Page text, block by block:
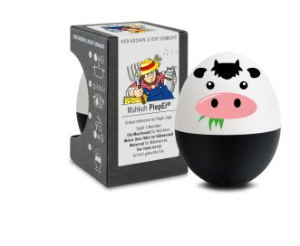
MERKLISTE
HINZUFÜGEN